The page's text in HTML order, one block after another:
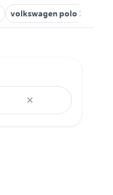
volkswagen polo 2010 auto